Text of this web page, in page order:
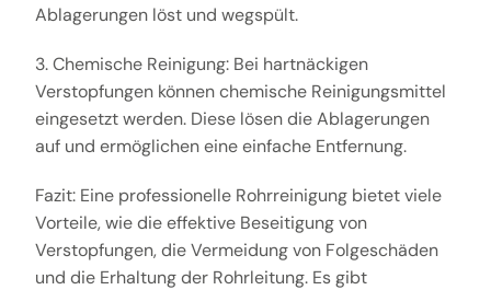
Ablagerungen löst und wegspült.
3. Chemische Reinigung: Bei hartnäckigen
Verstopfungen können chemische Reinigungsmittel
eingesetzt werden. Diese lösen die Ablagerungen
auf und ermöglichen eine einfache Entfernung.
Fazit: Eine professionelle Rohrreinigung bietet viele
Vorteile, wie die effektive Beseitigung von
Verstopfungen, die Vermeidung von Folgeschäden
und die Erhaltung der Rohrleitung. Es gibt